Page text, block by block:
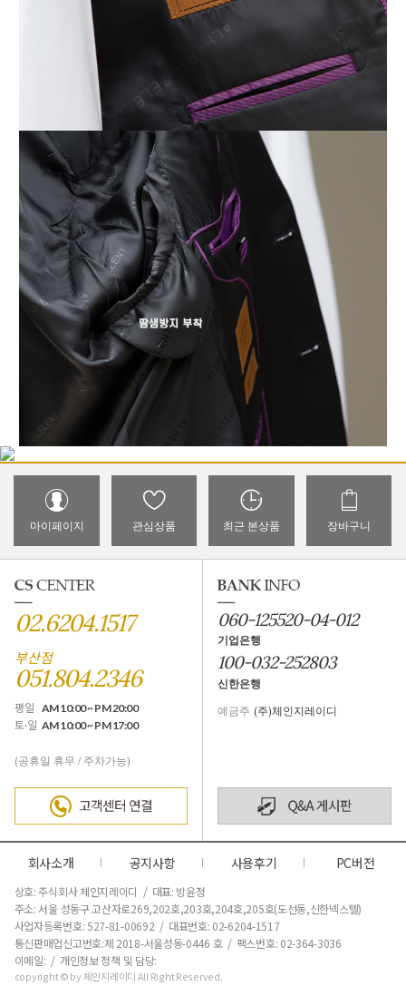
마이페이지 관심상품 최근 본상품 장바구니
02.6204.1517
부산점
051.804.2346
평일 AM 10:00 ~ PM 20:00
토·일 AM 10:00 ~ PM 17:00
(공휴일 휴무 / 주차가능)
060-125520-04-012
기업은행
100-032-252803
신한은행
예금주 (주)체인지레이디
회사소개 공지사항 사용후기 PC버전
상호: 주식회사 체인지레이디 / 대표: 방윤정
주소: 서울 성동구 고산자로269,202호,203호,204호,205호(도선동,신한넥스텔)
사업자등록번호: 527-81-00692 / 대표번호: 02-6204-1517
통신판매업신고번호:제 2018-서울성동-0446 호/ 팩스번호: 02-364-3036
이메일: / 개인정보 정책 및 담당:
copyright © by 체인지레이디 All Right Reserved.